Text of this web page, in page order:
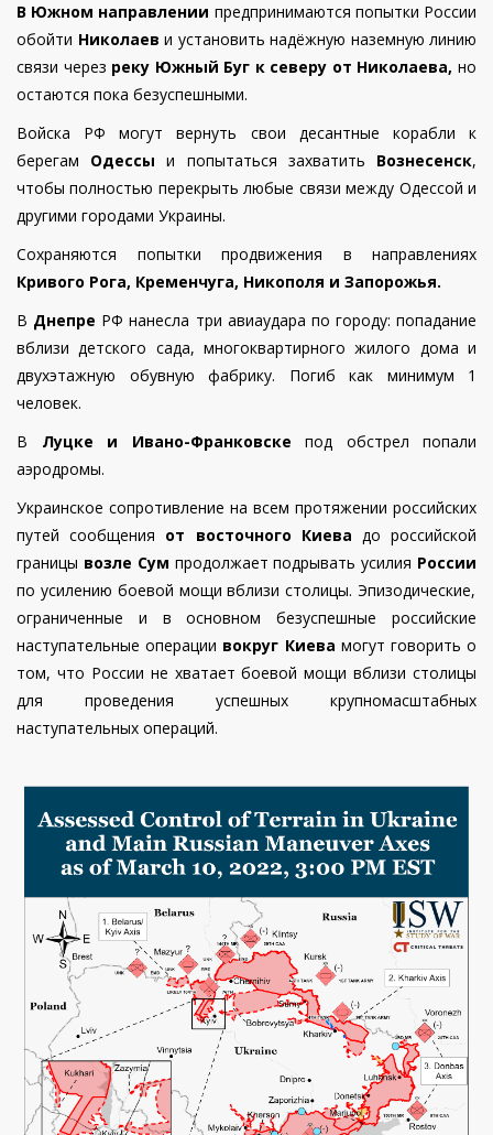
В Южном направлении предпринимаются попытки России
обойти Николаев и установить надёжную наземную линию
связи через реку Южный Буг к северу от Николаева,но
остаются пока безуспешными.
Войска РФ
могут вернуть свои десантные корабли к
берегам Одессы и попытаться захватить Вознесенск,
чтобы полностью перекрыть любые связи между Одессой и
другими городами Украины.
Сохраняются попытки продвижения в направлениях
Кривого Рога, Кременчуга, Никополя и Запорожья.
В Днепре РФ нанесла три авиаудара по городу: попадание
вблизи детского сада, многоквартирного жилого дома и
двухэтажную обувную фабрику. Погиб как минимум 1
человек.
В Луцке и Ивано-Франковске под обстрел попали
аэродромы.
Украинское сопротивление на всем протяжении российских
путей сообщения от восточного Киева до российской
границы возле Сум продолжает подрывать усилия России
по усилению боевой мощи вблизи столицы. Эпизодические,
ограниченные и в основном безуспешные российские
наступательные операции вокруг Киева могут говорить о
том, что России не хватает боевой мощи вблизи столицы
для проведения успешных крупномасштабных
наступательных операций.